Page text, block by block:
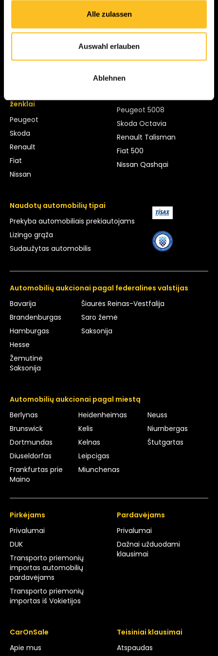
Alle zulassen
Auswahl erlauben
Ablehnen
"Ford B-Max
"Ford Focus
"Ford Transit
"Volvo XC90
"Volvo XC60
"Volvo XC40
"Volvo V60
"Volvo S60
ženklai
Peugeot
Skoda
Renault
Fiat
Nissan
Peugeot 5008
Skoda Octavia
Renault Talisman
Fiat 500
Nissan Qashqai
Naudotų automobilių tipai
Prekyba automobiliais prekiautojams
Lizingo grąža
Sudaužytas automobilis
Automobilių aukcionai pagal federalines valstijas
Bavarija
Brandenburgas
Hamburgas
Hesse
Žemutinė
Saksonija
Šiaurės Reinas-Vestfalija
Saro žemė
Saksonija
Automobilių aukcionai pagal miestą
Berlynas
Brunswick
Dortmundas
Diuseldorfas
Frankfurtas prie
Maino
Heidenheimas
Kelis
Kelnas
Leipcigas
Miunchenas
Neuss
Niurnbergas
Štutgartas
Pirkėjams
Privalumai
DUK
Transporto priemonių
importas automobilių
pardavėjams
Transporto priemonių
importas iš Vokietijos
Pardavėjams
Privalumai
Dažnai užduodami
klausimai
CarOnSale
Apie mus
Teisiniai klausimai
Atspaudas